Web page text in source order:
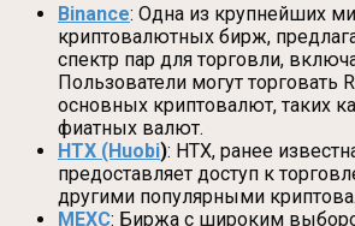
Binance: Одна из крупнейших
криптовалютных бирж,
спектр пар для торговли,
Пользователи могут торговать
основных криптовалют, таких
фиатных валют.
HTX (Huobi): HTX, ранее
предоставляет доступ к
другими популярными
MEXC: Биржа с широким